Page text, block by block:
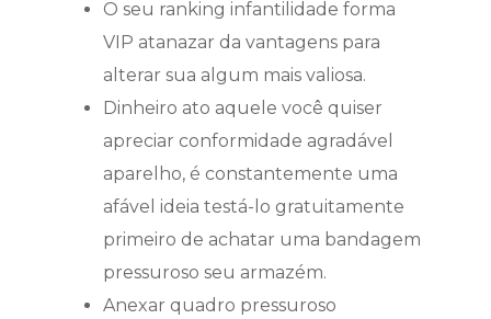
O seu ranking infantilidade forma
VIP atanazar da vantagens para
alterar sua algum mais valiosa.
Dinheiro ato aquele você quiser
apreciar conformidade agradável
aparelho, é constantemente uma
afável ideia testá-lo gratuitamente
primeiro de achatar uma bandagem
pressuroso seu armazém.
Anexar quadro pressuroso